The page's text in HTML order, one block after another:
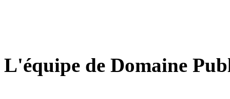
L'équipe de Domaine